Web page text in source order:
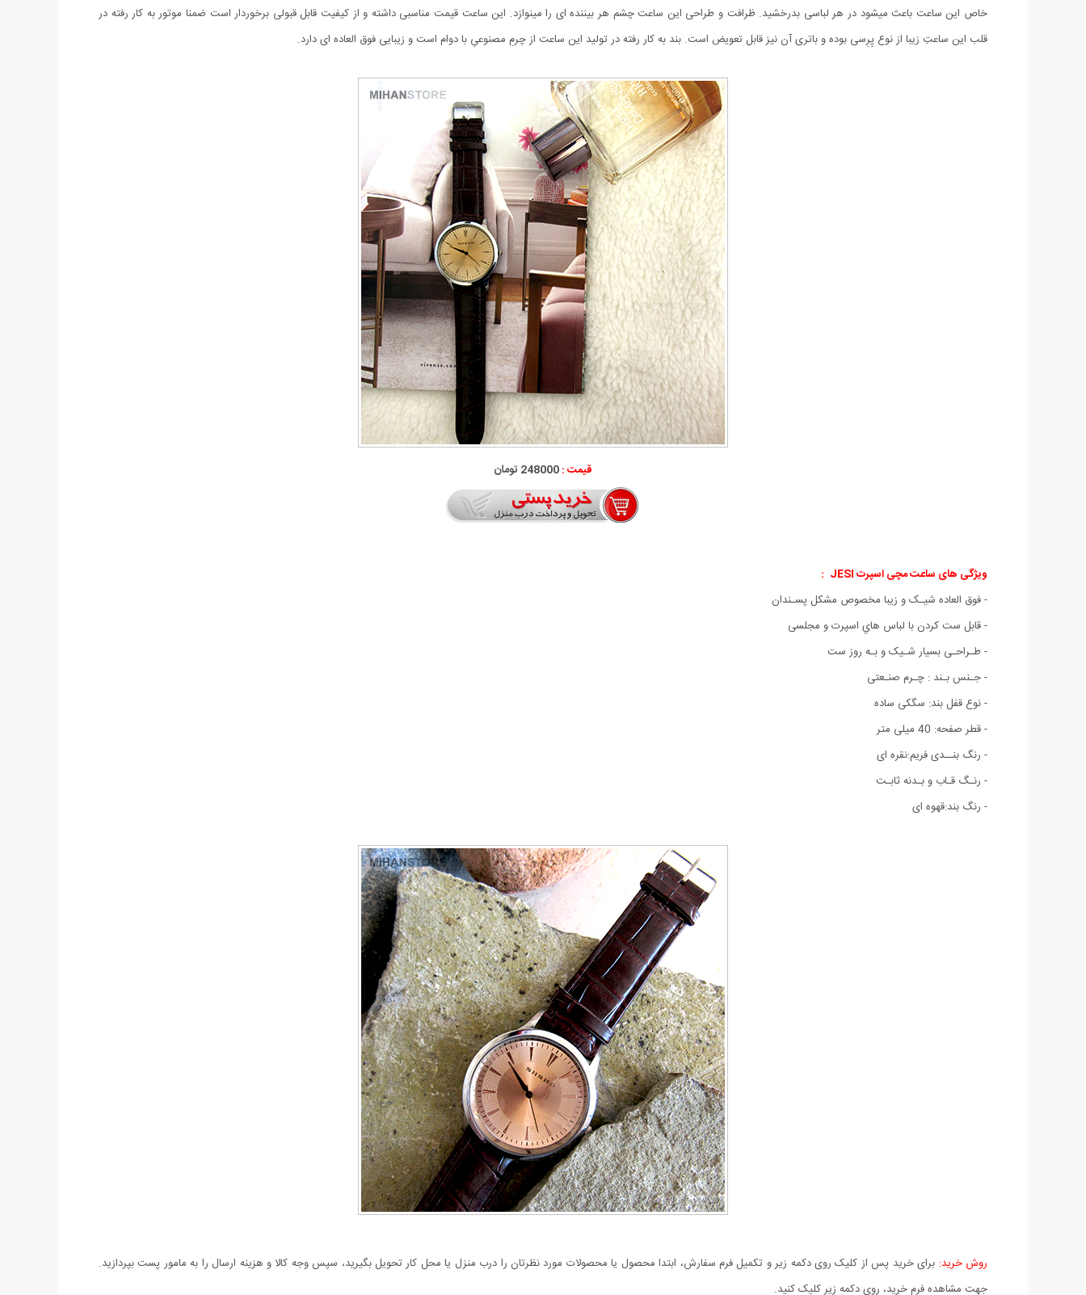
خاص این ساعت باعث میشود در هر لباسی بدرخشید. ظرافت و طراحی این ساعت چشم هر بیننده ای را مینوازد. این ساعت قیمت مناسبی داشته و از کیفیت قابل قبولی برخوردار است ضمنا موتور به کار رفته در
قلب این ساعتِ زیبا از نوع پِرِسی بوده و باتری آن نیز قابل تعویض است. بند به کار رفته در تولید این ساعت از چرمِ مصنوعیِ با دوام است و زیبایی فوق العاده ای دارد.
قیمت :248000 تومان
ویژگی های ساعت مچی اسپرت JESI
:
- فوق العاده شیـک و زیبا مخصوص مشکل پسـندان
- قابل ست كردن با لباس هاي اسپرت و مجلسی
- طـراحـی بسیار شـیک و بـه روز ست
- جـنس بـند : چـرم صنـعتی
- نوع قفل بند: سگکی ساده
- قطر صفحه: 40 میلی متر
- رنگ بنــدی فریم:نقره ای
- رنـگ قـاب و بـدنه ثابـت
- رنگ بند:قهوه ای
روش خرید: برای خرید پس از کلیک روی دکمه زیر و تکمیل فرم سفارش، ابتدا محصول یا محصولات مورد نظرتان را درب منزل یا محل کار تحویل بگیرید، سپس وجه کالا و هزینه ارسال را به مامور پست بپردازید.
جهت مشاهده فرم خرید، روی دکمه زیر کلیک کنید.